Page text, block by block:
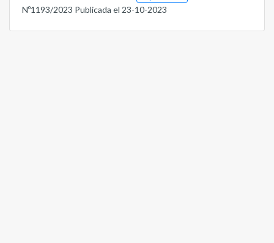
Nº1193/2023 Publicada el 23-10-2023